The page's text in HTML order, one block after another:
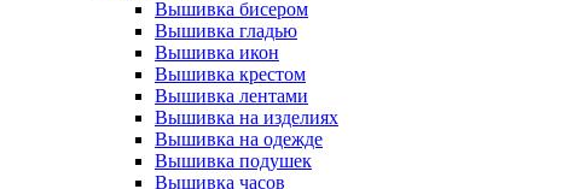
Вышивка бисером
Вышивка гладью
Вышивка икон
Вышивка крестом
Вышивка лентами
Вышивка на изделиях
Вышивка на одежде
Вышивка подушек
Вышивка часов